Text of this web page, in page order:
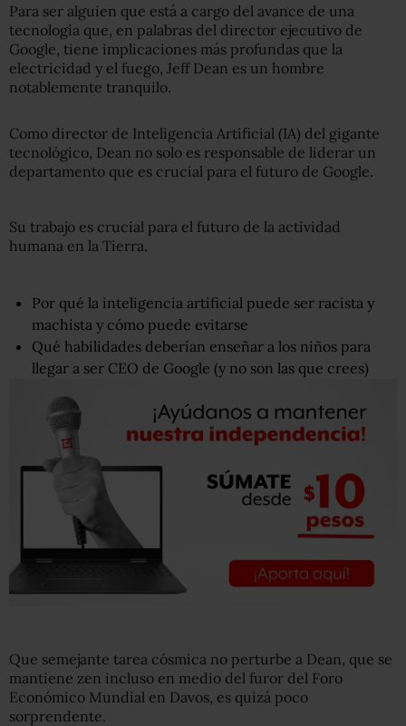
Para ser alguien que está a cargo del avance de una
tecnología que, en palabras del director ejecutivo de
Google, tiene implicaciones más profundas que la
electricidad y el fuego, Jeff Dean es un hombre
notablemente tranquilo.
Como director de Inteligencia Artificial (IA) del gigante
tecnológico, Dean no solo es responsable de liderar un
departamento que es crucial para el futuro de Google.
Su trabajo es crucial para el futuro de la actividad
humana en la Tierra.
Por qué la inteligencia artificial puede ser racista y
machista y cómo puede evitarse
Qué habilidades deberían enseñar a los niños para
llegar a ser CEO de Google (y no son las que crees)
Que semejante tarea cósmica no perturbe a Dean, que se
mantiene zen incluso en medio del furor del Foro
Económico Mundial en Davos, es quizá poco
sorprendente.